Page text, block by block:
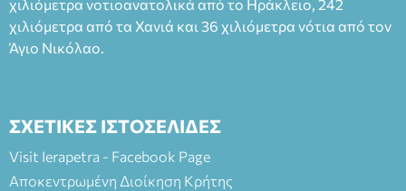
ΘΕΑΤΡΙΚΕΣ ΠΑΡΑΓΩΓΕΣ ΕΕ
χιλιόμετρα νοτιοανατολικά από το Ηράκλειο, 242
χιλιόμετρα από τα Χανιά και 36 χιλιόμετρα νότια από τον
Άγιο Νικόλαο.
ΣΧΕΤΙΚΕΣ ΙΣΤΟΣΕΛΙΔΕΣ
Visit Ierapetra - Facebook Page
Αποκεντρωμένη Διοίκηση Κρήτης